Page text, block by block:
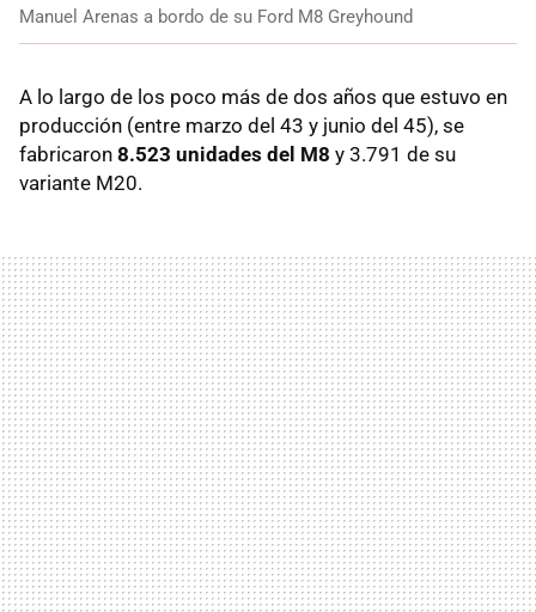
Manuel Arenas a bordo de su Ford M8 Greyhound
A lo largo de los poco más de dos años que estuvo en
producción (entre marzo del 43 y junio del 45), se
fabricaron 8.523 unidades del M8 y 3.791 de su
variante M20.